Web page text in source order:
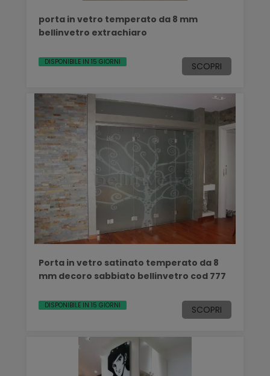
porta in vetro temperato da 8 mm
bellinvetro extrachiaro
DISPONIBILE IN 15 GIORNI SCOPRI
Porta in vetro satinato temperato da 8
mm decoro sabbiato bellinvetro cod 777
DISPONIBILE IN 15 GIORNI SCOPRI